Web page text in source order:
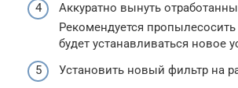
Аккуратно вынуть
Рекомендуется
будет устанавливаться новое
Установить новый фильтр на